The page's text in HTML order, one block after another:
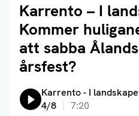
Karrento – I
Kommer
att sabba
årsfest?
Läs artikel
Lyssna på:
Karrento - I
4/8
7:20